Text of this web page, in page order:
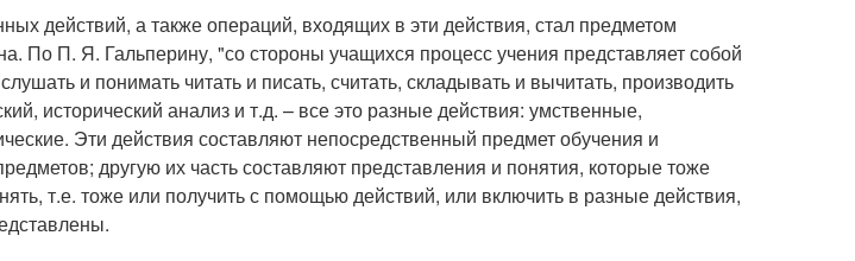
действий, а также операций, входящих в эти действия, стал предметом
По П. Я. Гальперину, "со стороны учащихся процесс учения представляет собой
и понимать читать и писать, считать, складывать и вычитать, производить
исторический анализ и т.д. – все это разные действия: умственные,
Эти действия составляют непосредственный предмет обучения и
другую их часть составляют представления и понятия, которые тоже
т.е. тоже или получить с помощью действий, или включить в разные действия,